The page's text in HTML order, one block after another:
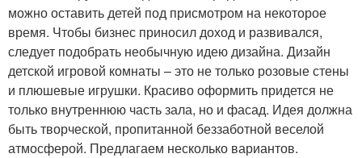
можно оставить детей под присмотром на некоторое
время. Чтобы бизнес приносил доход и развивался,
следует подобрать необычную идею дизайна. Дизайн
детской игровой комнаты – это не только розовые стены
и плюшевые игрушки. Красиво оформить придется не
только внутреннюю часть зала, но и фасад. Идея должна
быть творческой, пропитанной беззаботной веселой
атмосферой. Предлагаем несколько вариантов.